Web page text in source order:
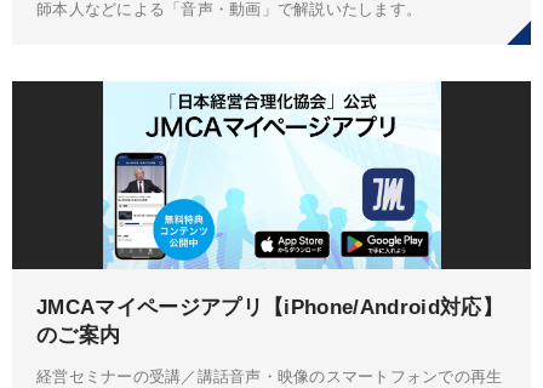
師本人などによる「音声・動画」で解説いたします。
JMCAマイページアプリ【iPhone/Android対応】
のご案内
経営セミナーの受講／講話音声・映像のスマートフォンでの再生